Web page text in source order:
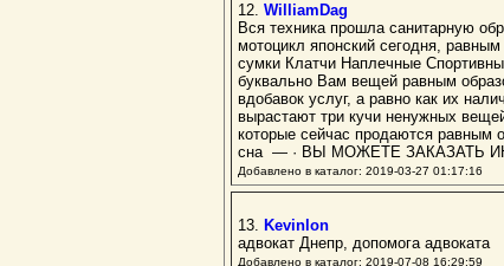
12. WilliamDag
Вся техника прошла санитарную
мотоцикл японский сегодня,
сумки Клатчи Наплечные
буквально Вам вещей равным
вдобавок услуг, а равно как их
вырастают три кучи ненужных
которые сейчас продаются равным
сна — · ВЫ МОЖЕТЕ ЗАКАЗАТЬ
Добавлено в каталог: 2019-03-27
13. Kevinlon
адвокат Днепр, допомога адвоката
Добавлено в каталог: 2019-07-08